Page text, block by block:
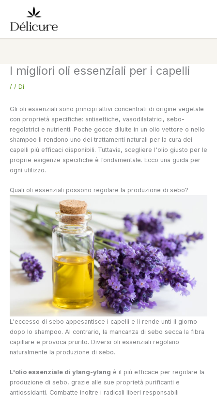
contenuto
I migliori oli essenziali per i capelli
/ / Di
Gli oli essenziali sono principi attivi concentrati di origine vegetale
con proprietà specifiche: antisettiche, vasodilatatrici, sebo-
regolatrici e nutrienti. Poche gocce diluite in un olio vettore o nello
shampoo li rendono uno dei trattamenti naturali per la cura dei
capelli più efficaci disponibili. Tuttavia, scegliere l'olio giusto per le
proprie esigenze specifiche è fondamentale. Ecco una guida per
ogni utilizzo.
Quali oli essenziali possono regolare la produzione di sebo?
L'eccesso di sebo appesantisce i capelli e li rende unti il giorno
dopo lo shampoo. Al contrario, la mancanza di sebo secca la fibra
capillare e provoca prurito. Diversi oli essenziali regolano
naturalmente la produzione di sebo.
L'olio essenziale di ylang-ylang è il più efficace per regolare la
produzione di sebo, grazie alle sue proprietà purificanti e
antiossidanti. Combatte inoltre i radicali liberi responsabili